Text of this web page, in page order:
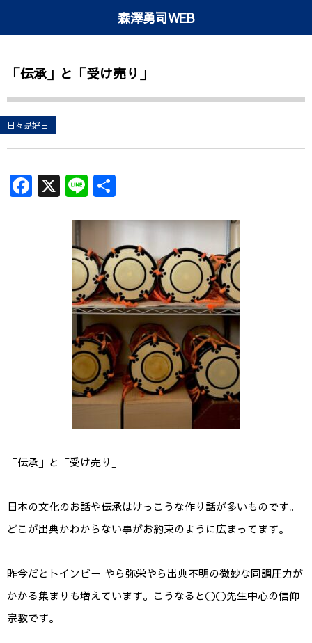
森澤勇司WEB
「伝承」と「受け売り」
日々是好日
F
a
X Li
n
e
「伝承」と「受け売り」
日本の文化のお話や伝承はけっこうな作り話が多いものです。
どこが出典かわからない事がお約束のように広まってます。
昨今だとトインビー やら弥栄やら出典不明の微妙な同調圧力が
かかる集まりも増えています。こうなると〇〇先生中心の信仰
宗教です。